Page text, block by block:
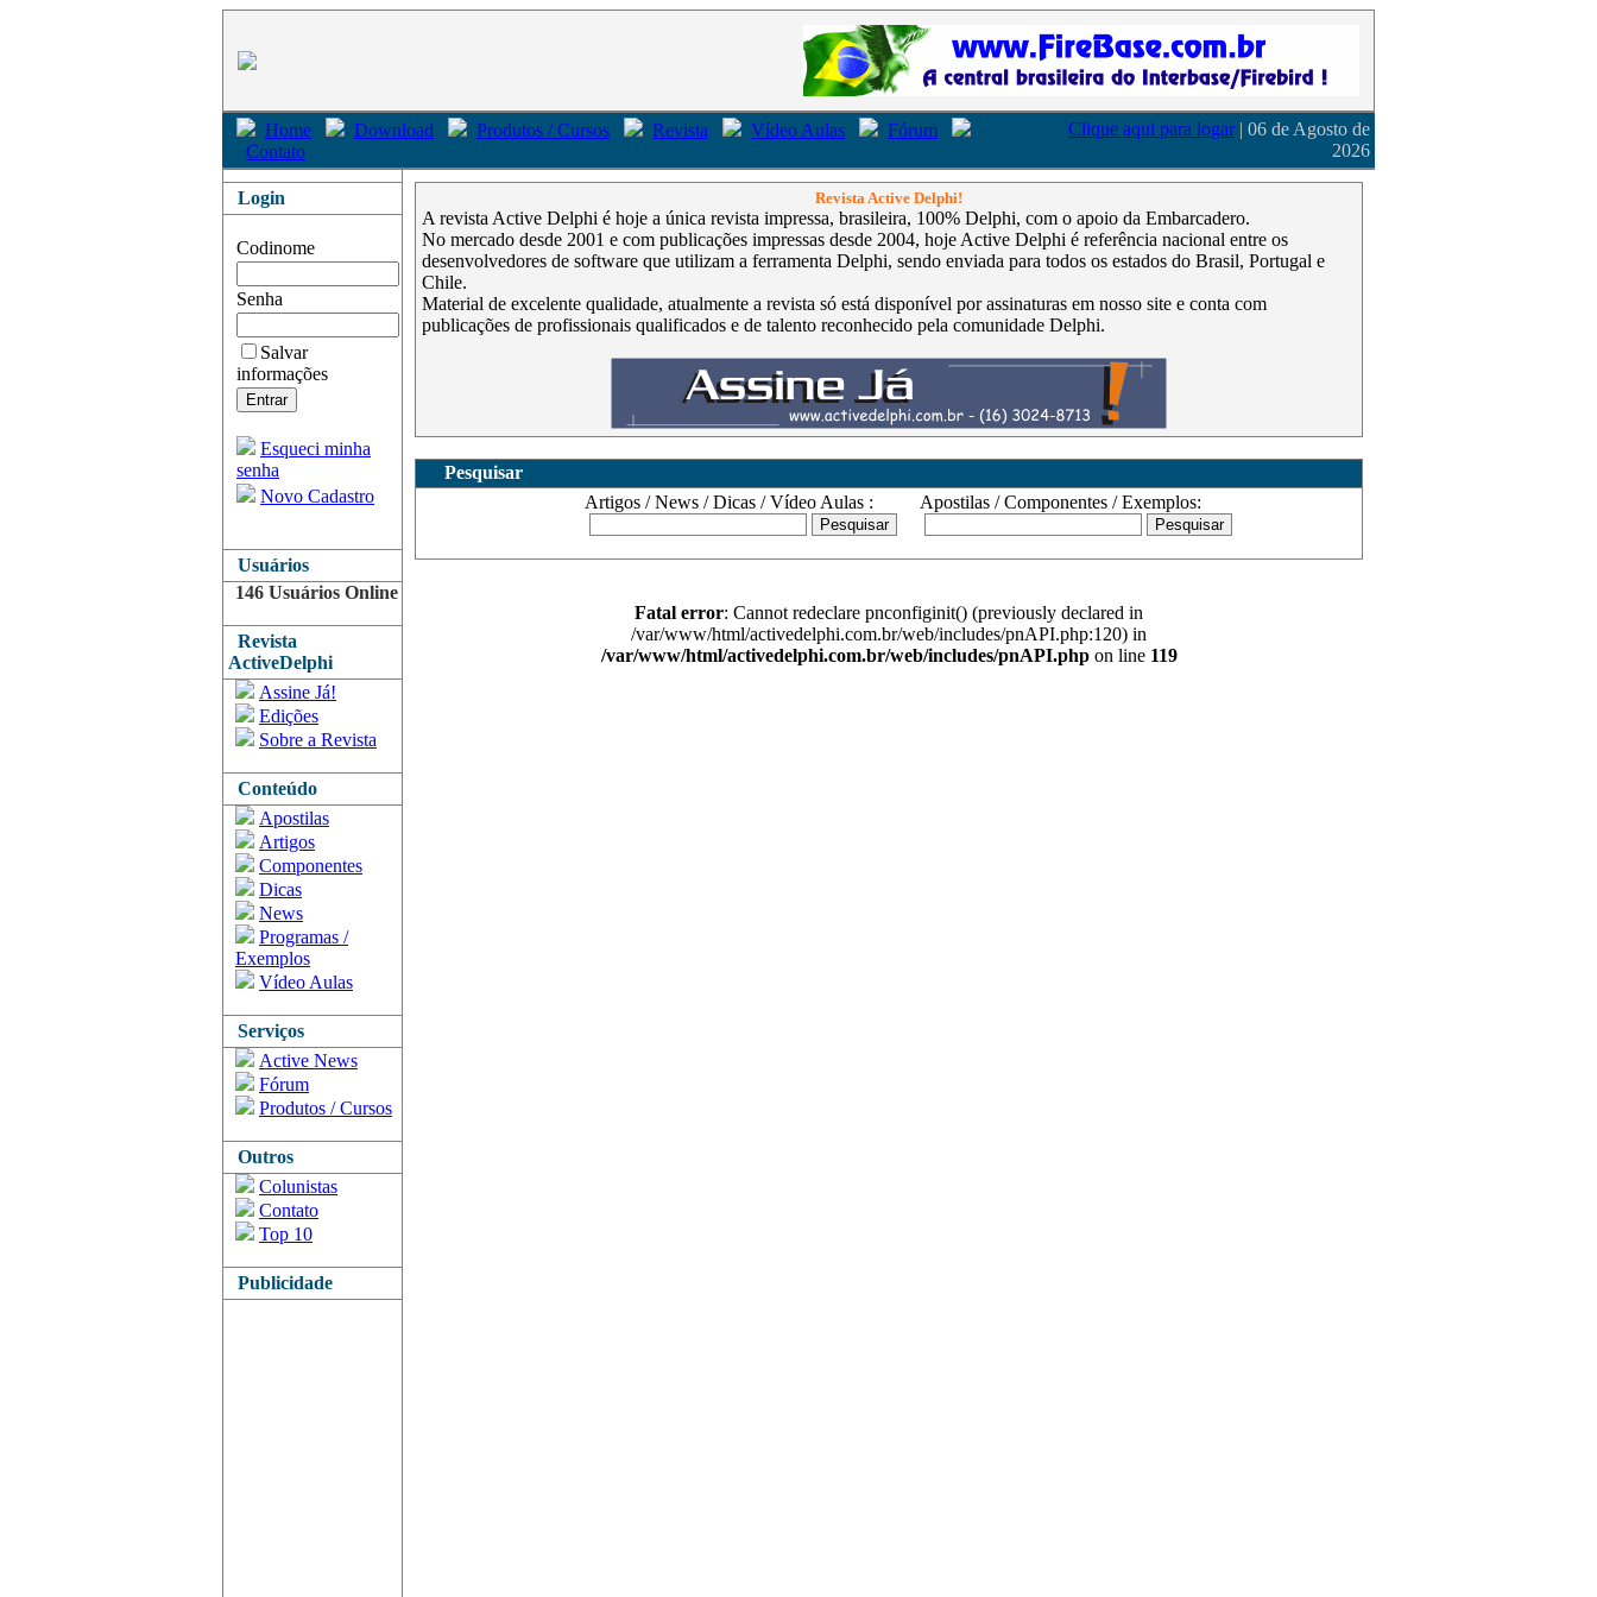
Home Download Produtos / Cursos Revista Vídeo Aulas
Fórum
Contato
Clique aqui para logar | 06 de Agosto de
2026
Login
Codinome
Senha
Salvar
informações
Esqueci minha
senha
Novo Cadastro
Usuários
146 Usuários Online
Revista
ActiveDelphi
Assine Já!
Edições
Sobre a Revista
Conteúdo
Apostilas
Artigos
Componentes
Dicas
News
Programas /
Exemplos
Vídeo Aulas
Serviços
Active News
Fórum
Produtos / Cursos
Outros
Colunistas
Contato
Top 10
Publicidade
Revista Active Delphi!
A revista Active Delphi é hoje a única revista impressa, brasileira, 100% Delphi, com o apoio da Embarcadero.
No mercado desde 2001 e com publicações impressas desde 2004, hoje Active Delphi é referência nacional entre os
desenvolvedores de software que utilizam a ferramenta Delphi, sendo enviada para todos os estados do Brasil, Portugal e
Chile.
Material de excelente qualidade, atualmente a revista só está disponível por assinaturas em nosso site e conta com
publicações de profissionais qualificados e de talento reconhecido pela comunidade Delphi.
Pesquisar
Artigos / News / Dicas / Vídeo Aulas :
Apostilas / Componentes / Exemplos:
Fatal error: Cannot redeclare pnconfiginit() (previously declared in
/var/www/html/activedelphi.com.br/web/includes/pnAPI.php:120) in
/var/www/html/activedelphi.com.br/web/includes/pnAPI.phpon line 119